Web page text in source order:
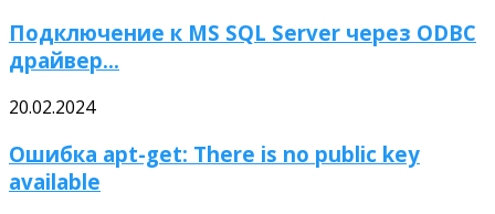
Подключение к MS SQL Server через ODBC
драйвер...
20.02.2024
Ошибка apt-get: There is no public key
available